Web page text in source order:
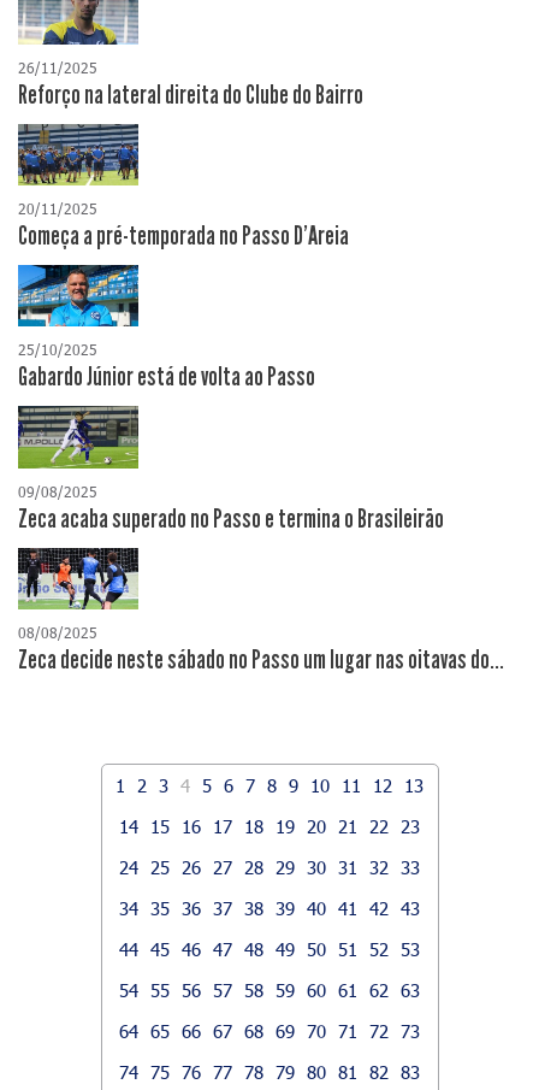
26/11/2025
Reforço na lateral direita do Clube do Bairro
20/11/2025
Começa a pré-temporada no Passo D’Areia
25/10/2025
Gabardo Júnior está de volta ao Passo
09/08/2025
Zeca acaba superado no Passo e termina o Brasileirão
08/08/2025
Zeca decide neste sábado no Passo um lugar nas oitavas do...
1 2 3 4 5 6 7 8 9 10 11 12
13
14
15 16 17 18 19 20 21 22
23
24
25 26 27 28 29 30 31 32
33
34 35 36 37 38 39 40 41 42
43
44 45 46 47 48 49 50 51 52
53
54 55 56 57 58 59 60 61 62
63
64 65 66 67 68 69 70 71 72
73
74 75 76 77 78 79 80 81 82
83